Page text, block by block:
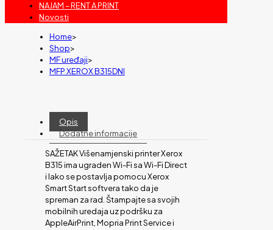
NAJAM – RENT A PRINT
Novosti
Home>
Shop>
MF uređaji>
MFP XEROX B315DNI
Opis
Dodatne informacije
SAŽETAK Višenamjenski printer Xerox
B315 ima ugraden Wi-Fi sa Wi-Fi Direct
i lako se postavlja pomocu Xerox
Smart Start softvera tako da je
spreman za rad. Štampajte sa svojih
mobilnih uredaja uz podršku za
AppleAirPrint, Mopria Print Service i